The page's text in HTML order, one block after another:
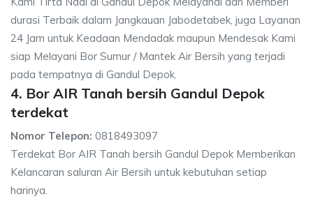
durasi Terbaik dalam Jangkauan Jabodetabek, juga Layanan
24 Jam untuk Keadaan Mendadak maupun Mendesak Kami
siap Melayani Bor Sumur / Mantek Air Bersih yang terjadi
pada tempatnya di Gandul Depok.
4. Bor AIR Tanah bersih Gandul Depok
terdekat
Nomor Telepon: 0818493097
Terdekat Bor AIR Tanah bersih Gandul Depok Memberikan
Kelancaran saluran Air Bersih untuk kebutuhan setiap
harinya.